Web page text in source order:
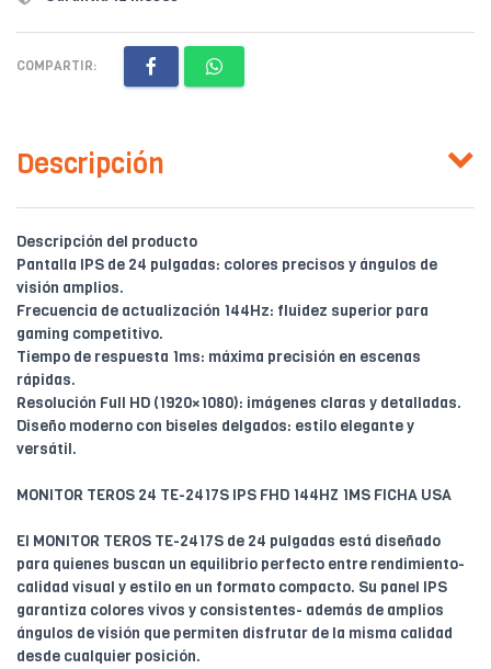
COMPARTIR:
Descripción
Descripción del producto
Pantalla IPS de 24 pulgadas: colores precisos y ángulos de
visión amplios.
Frecuencia de actualización 144Hz: fluidez superior para
gaming competitivo.
Tiempo de respuesta 1ms: máxima precisión en escenas
rápidas.
Resolución Full HD (1920×1080): imágenes claras y detalladas.
Diseño moderno con biseles delgados: estilo elegante y
versátil.
MONITOR TEROS 24 TE-2417S IPS FHD 144HZ 1MS FICHA USA
El MONITOR TEROS TE-2417S de 24 pulgadas está diseñado
para quienes buscan un equilibrio perfecto entre rendimiento-
calidad visual y estilo en un formato compacto. Su panel IPS
garantiza colores vivos y consistentes- además de amplios
ángulos de visión que permiten disfrutar de la misma calidad
desde cualquier posición.